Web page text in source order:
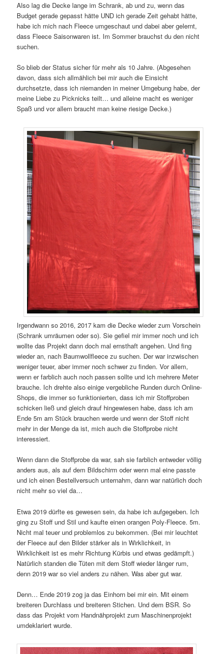
Also lag die Decke lange im Schrank, ab und zu, wenn das
Budget gerade gepasst hätte UND ich gerade Zeit gehabt hätte,
habe ich mich nach Fleece umgeschaut und dabei aber gelernt,
dass Fleece Saisonwaren ist. Im Sommer brauchst du den nicht
suchen.
So blieb der Status sicher für mehr als 10 Jahre. (Abgesehen
davon, dass sich allmählich bei mir auch die Einsicht
durchsetzte, dass ich niemanden in meiner Umgebung habe, der
meine Liebe zu Picknicks teilt… und alleine macht es weniger
Spaß und vor allem braucht man keine riesige Decke.)
Irgendwann so 2016, 2017 kam die Decke wieder zum Vorschein
(Schrank umräumen oder so). Sie gefiel mir immer noch und ich
wollte das Projekt dann doch mal ernsthaft angehen. Und fing
wieder an, nach Baumwollfleece zu suchen. Der war inzwischen
weniger teuer, aber immer noch schwer zu finden. Vor allem,
wenn er farblich auch noch passen sollte und ich mehrere Meter
brauche. Ich drehte also einige vergebliche Runden durch Online-
Shops, die immer so funktionierten, dass ich mir Stoffproben
schicken ließ und gleich drauf hingewiesen habe, dass ich am
Ende 5m am Stück brauchen werde und wenn der Stoff nicht
mehr in der Menge da ist, mich auch die Stoffprobe nicht
interessiert.
Wenn dann die Stoffprobe da war, sah sie farblich entweder völlig
anders aus, als auf dem Bildschirm oder wenn mal eine passte
und ich einen Bestellversuch unternahm, dann war natürlich doch
nicht mehr so viel da…
Etwa 2019 dürfte es gewesen sein, da habe ich aufgegeben. Ich
ging zu Stoff und Stil und kaufte einen orangen Poly-Fleece. 5m.
Nicht mal teuer und problemlos zu bekommen. (Bei mir leuchtet
der Fleece auf den Bilder stärker als in Wirklichkeit, in
Wirklichkeit ist es mehr Richtung Kürbis und etwas gedämpft.)
Natürlich standen die Tüten mit dem Stoff wieder länger rum,
denn 2019 war so viel anders zu nähen. Was aber gut war.
Denn… Ende 2019 zog ja das Einhorn bei mir ein. Mit einem
breiteren Durchlass und breiteren Stichen. Und dem BSR. So
dass das Projekt vom Handnähprojekt zum Maschinenprojekt
umdeklariert wurde.